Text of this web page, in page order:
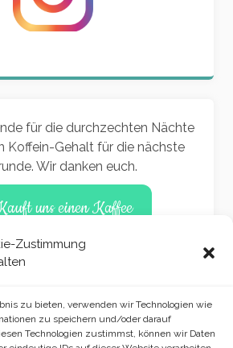
Zustimmung
zu bieten, verwenden wir Technologien wie
zu speichern und/oder darauf
Technologien zustimmst, können wir Daten
für die durchzechten Nächte
Koffein-Gehalt für die nächste
Wir danken euch.
uns einen Kaffee